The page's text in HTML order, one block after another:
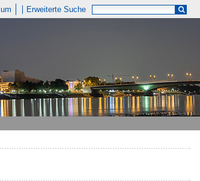
Erweiterte Suche